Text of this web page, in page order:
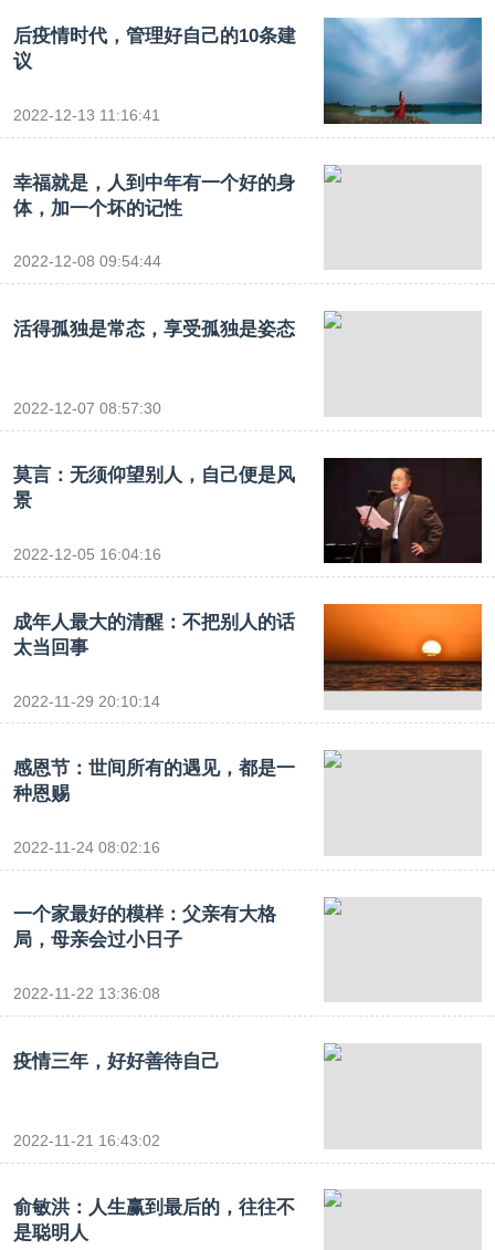
后疫情时代，管理好自己的10条建
议
2022-12-13 11:16:41
幸福就是，人到中年有一个好的身
体，加一个坏的记性
2022-12-08 09:54:44
活得孤独是常态，享受孤独是姿态
2022-12-07 08:57:30
莫言：无须仰望别人，自己便是风
景
2022-12-05 16:04:16
成年人最大的清醒：不把别人的话
太当回事
2022-11-29 20:10:14
感恩节：世间所有的遇见，都是一
种恩赐
2022-11-24 08:02:16
一个家最好的模样：父亲有大格
局，母亲会过小日子
2022-11-22 13:36:08
疫情三年，好好善待自己
2022-11-21 16:43:02
俞敏洪：人生赢到最后的，往往不
是聪明人